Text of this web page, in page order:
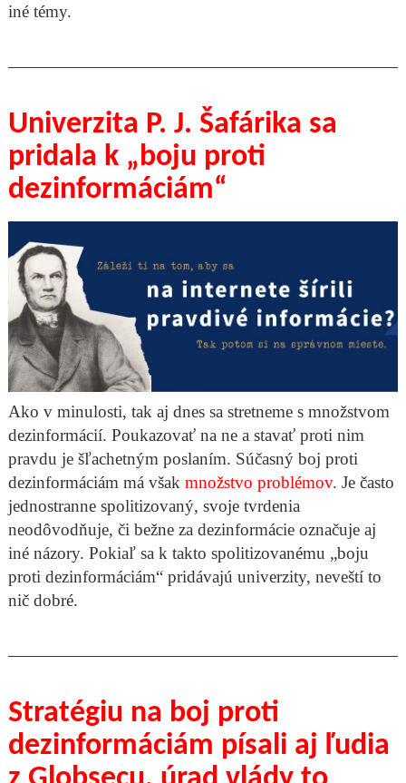
iné témy.
Univerzita P. J. Šafárika sa
pridala k „boju proti
dezinformáciám“
Ako v minulosti, tak aj dnes sa stretneme s množstvom
dezinformácií. Poukazovať na ne a stavať proti nim
pravdu je šľachetným poslaním. Súčasný boj proti
dezinformáciám má však množstvo problémov. Je často
jednostranne spolitizovaný, svoje tvrdenia
neodôvodňuje, či bežne za dezinformácie označuje aj
iné názory. Pokiaľ sa k takto spolitizovanému „boju
proti dezinformáciám“ pridávajú univerzity, neveští to
nič dobré.
Stratégiu na boj proti
dezinformáciám písali aj ľudia